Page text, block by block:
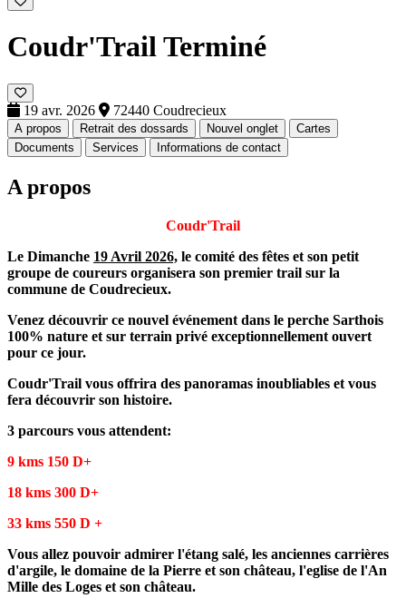
Coudr'TrailTerminé
19 avr. 2026 72440 Coudrecieux
A propos Retrait des dossards Nouvel onglet
Cartes
Documents
Services Informations de contact
A propos
Coudr'Trail
Le Dimanche 19 Avril 2026, le comité des fêtes et son petit
groupe de coureurs organisera son premier trail sur la
commune de Coudrecieux.
Venez découvrir ce nouvel événement dans le perche Sarthois
100% nature et sur terrain privé exceptionnellement ouvert
pour ce jour.
Coudr'Trail vous offrira des panoramas inoubliables et vous
fera découvrir son histoire.
3 parcours vous attendent:
9 kms 150 D+
18 kms 300 D+
33 kms 550 D +
Vous allez pouvoir admirer l'étang salé, les anciennes carrières
d'argile, le domaine de la Pierre et son château, l'eglise de l'An
Mille des Loges et son château.